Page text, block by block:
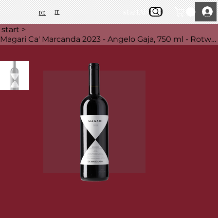
DE IT startAbout Us
start >
Magari Ca' Marcanda 2023 - Angelo Gaja, 750 ml - Rotwein - Toskana, Italien